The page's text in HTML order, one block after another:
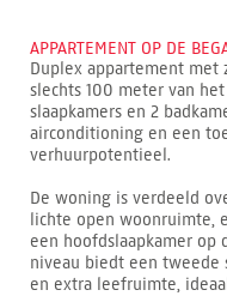
APPARTEMENT OP DE
Duplex appartement met
slechts 100 meter van
slaapkamers en 2
airconditioning en een
verhuurpotentieel.
De woning is verdeeld
lichte open woonruimte,
een hoofdslaapkamer op
niveau biedt een tweede
en extra leefruimte,